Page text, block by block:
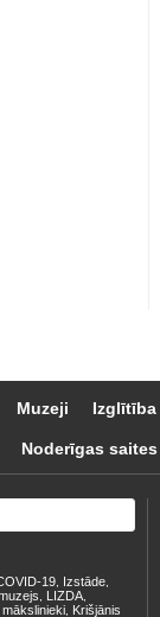
Muzeji Izglītība
Noderīgas saites
19 Izstāde
LIZDA
mākslinieki Krišjānis